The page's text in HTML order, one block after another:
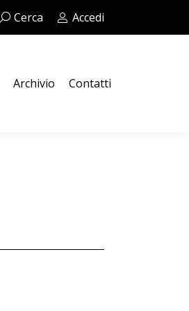
Cerca:Cerca Accedi
Archivio Contatti